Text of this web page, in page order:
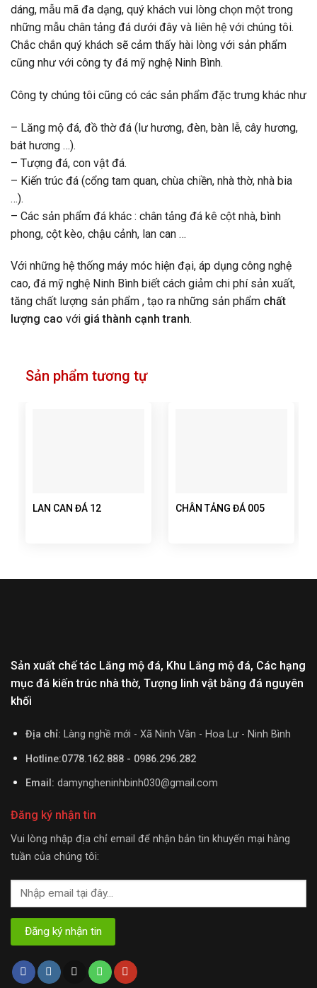
dáng, mẫu mã đa dạng, quý khách vui lòng chọn một trong
những mẫu chân tảng đá dưới đây và liên hệ với chúng tôi.
Chắc chắn quý khách sẽ cảm thấy hài lòng với sản phẩm
cũng như với công ty đá mỹ nghệ Ninh Bình.
Công ty chúng tôi cũng có các sản phẩm đặc trưng khác như
– Lăng mộ đá, đồ thờ đá (lư hương, đèn, bàn lễ, cây hương,
bát hương …).
– Tượng đá, con vật đá.
– Kiến trúc đá (cổng tam quan, chùa chiền, nhà thờ, nhà bia
…).
– Các sản phẩm đá khác : chân tảng đá kê cột nhà, bình
phong, cột kèo, chậu cảnh, lan can …
Với những hệ thống máy móc hiện đại, áp dụng công nghệ
cao, đá mỹ nghệ Ninh Bình biết cách giảm chi phí sản xuất,
tăng chất lượng sản phẩm , tạo ra những sản phẩm chất
lượng cao với giá thành cạnh tranh.
Sản phẩm tương tự
LAN CAN ĐÁ 12 CHÂN TẢNG ĐÁ 005
Sản xuất chế tác Lăng mộ đá, Khu Lăng mộ đá, Các hạng
mục đá kiến trúc nhà thờ, Tượng linh vật bằng đá nguyên
khối
Địa chỉ: Làng nghề mới - Xã Ninh Vân - Hoa Lư - Ninh Bình
Hotline:0778.162.888 - 0986.296.282
Email: damyngheninhbinh030@gmail.com
Đăng ký nhận tin
Vui lòng nhập địa chỉ email để nhận bản tin khuyến mại hàng
tuần của chúng tôi: